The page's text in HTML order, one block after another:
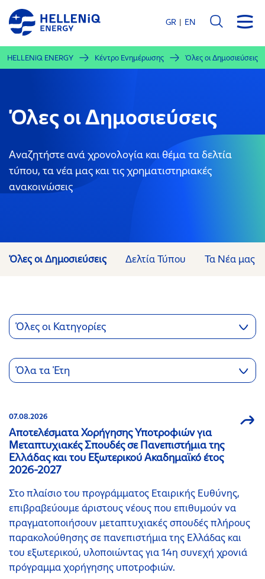
Παράκαμψη
προς
κυρίως
περιεχόμενο
GR EN
HELLENiQ ENERGY Κέντρο Ενημέρωσης Όλες οι Δημοσιεύσεις
Όλες οι Δημοσιεύσεις
Αναζητήστε ανά χρονολογία και θέμα τα δελτία
τύπου, τα νέα μας και τις χρηματιστηριακές
ανακοινώσεις
Όλες οι Δημοσιεύσεις Δελτία Τύπου Τα Νέα μας
Όλες οι Κατηγορίες
Όλα τα Έτη
07.08.2026
Αποτελέσματα Χορήγησης Υποτροφιών για
Μεταπτυχιακές Σπουδές σε Πανεπιστήμια της
Ελλάδας και του Εξωτερικού Ακαδημαϊκό έτος
2026-2027
Στο πλαίσιο του προγράμματος Εταιρικής Ευθύνης,
επιβραβεύουμε άριστους νέους που επιθυμούν να
πραγματοποιήσουν μεταπτυχιακές σπουδές πλήρους
παρακολούθησης σε πανεπιστήμια της Ελλάδας και
του εξωτερικού, υλοποιώντας για 14η συνεχή χρονιά
πρόγραμμα χορήγησης υποτροφιών.